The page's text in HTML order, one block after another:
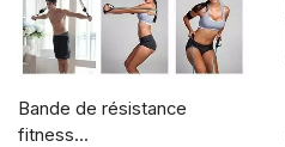
Bande de résistance
fitness...